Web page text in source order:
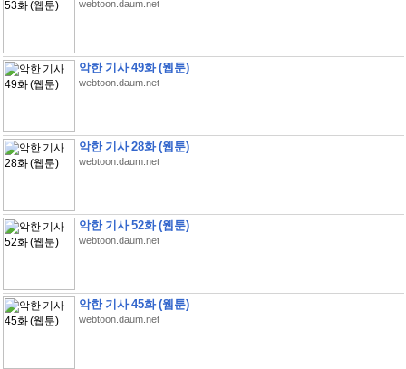
webtoon.daum.net
악한 기사 49화 (웹툰)
webtoon.daum.net
악한 기사 28화 (웹툰)
webtoon.daum.net
악한 기사 52화 (웹툰)
webtoon.daum.net
악한 기사 45화 (웹툰)
webtoon.daum.net